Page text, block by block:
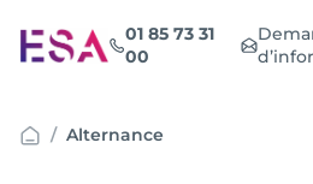
au
contenu
01 85 73 31
00
Alternance